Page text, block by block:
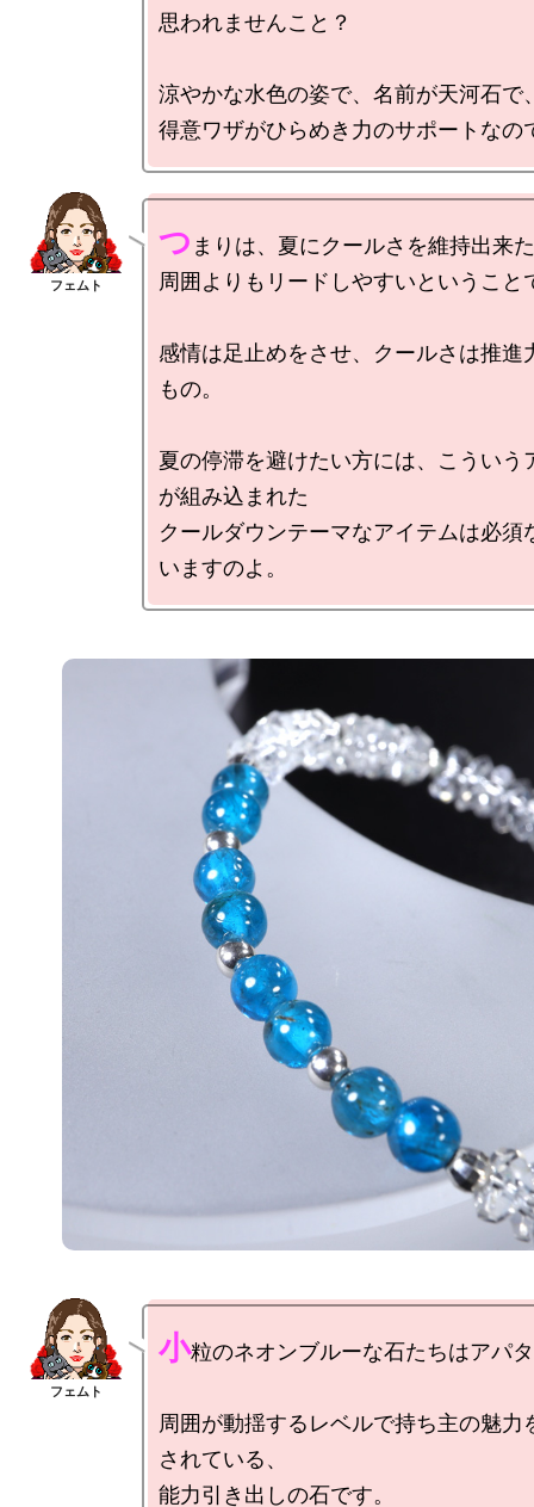
思われませんこと？
涼やかな水色の姿で、名前が天河石で
つ まりは、夏にクールさを維持出来
周囲よりもリードしやすいということ
感情は足止めをさせ、クールさは推進
もの。
夏の停滞を避けたい方には、こういう
が組み込まれた
クールダウンテーマなアイテムは必須
小粒のネオンブルーな石たちはアパ
周囲が動揺するレベルで持ち主の魅力
されている、
能力引き出しの石です。